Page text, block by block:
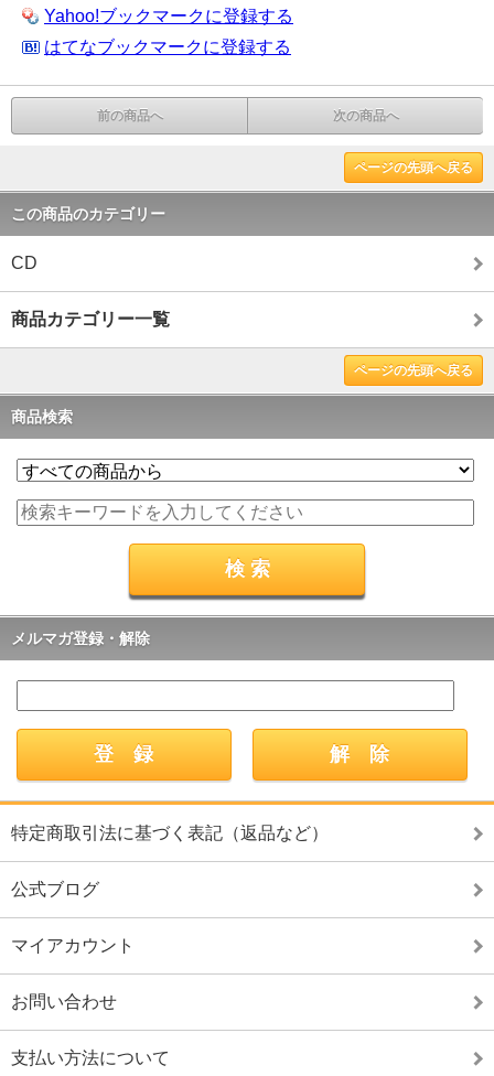
Yahoo!ブックマークに登録する
はてなブックマークに登録する
前の商品へ 次の商品へ
ページの先頭へ戻る
この商品のカテゴリー
CD
商品カテゴリー一覧
ページの先頭へ戻る
商品検索
メルマガ登録・解除
特定商取引法に基づく表記（返品など）
公式ブログ
マイアカウント
お問い合わせ
支払い方法について